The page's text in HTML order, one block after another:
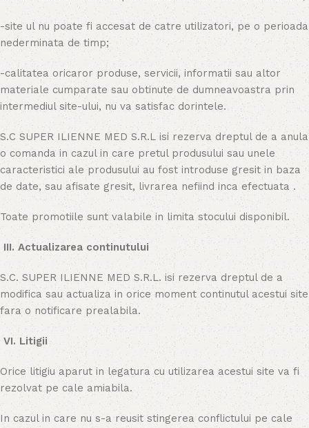
-site ul nu poate fi accesat de catre utilizatori, pe o perioada
nederminata de timp;
-calitatea oricaror produse, servicii, informatii sau altor
materiale cumparate sau obtinute de dumneavoastra prin
intermediul site-ului, nu va satisfac dorintele.
S.C SUPER ILIENNE MED S.R.L isi rezerva dreptul de a anula
o comanda in cazul in care pretul produsului sau unele
caracteristici ale produsului au fost introduse gresit in baza
de date, sau afisate gresit, livrarea nefiind inca efectuata .
Toate promotiile sunt valabile in limita stocului disponibil.
III. Actualizarea continutului
S.C. SUPER ILIENNE MED S.R.L. isi rezerva dreptul de a
modifica sau actualiza in orice moment continutul acestui site
fara o notificare prealabila.
VI. Litigii
Orice litigiu aparut in legatura cu utilizarea acestui site va fi
rezolvat pe cale amiabila.
In cazul in care nu s-a reusit stingerea conflictului pe cale